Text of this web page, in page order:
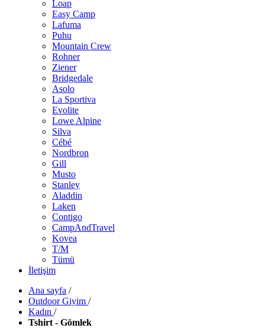
Loap
Easy Camp
Lafuma
Puhu
Mountain Crew
Rohner
Ziener
Bridgedale
Asolo
La Sportiva
Evolite
Lowe Alpine
Silva
Cébé
Nordbron
Gill
Musto
Stanley
Aladdin
Laken
Contigo
CampAndTravel
Kovea
T/M
Tümü
İletişim
Ana sayfa /
Outdoor Giyim /
Kadın /
Tshirt - Gömlek